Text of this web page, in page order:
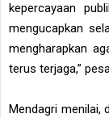
kepercayaan
mengucapkan
mengharapkan
terus terjaga,”
Mendagri menilai,